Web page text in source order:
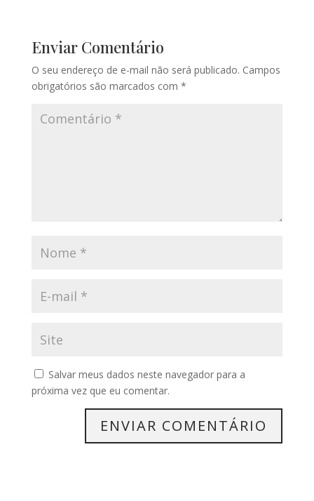
Enviar Comentário
O seu endereço de e-mail não será publicado. Campos
obrigatórios são marcados com *
Salvar meus dados neste navegador para a
próxima vez que eu comentar.